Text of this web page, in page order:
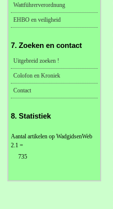
Wattführerverordnung
EHBO en veiligheid
7. Zoeken en contact
Uitgebreid zoeken !
Colofon en Kroniek
Contact
8. Statistiek
Aantal artikelen op WadgidsenWeb
2.1 =
735